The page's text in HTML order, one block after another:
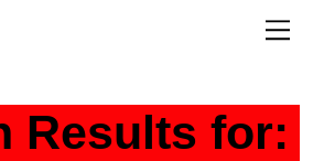
Results for: